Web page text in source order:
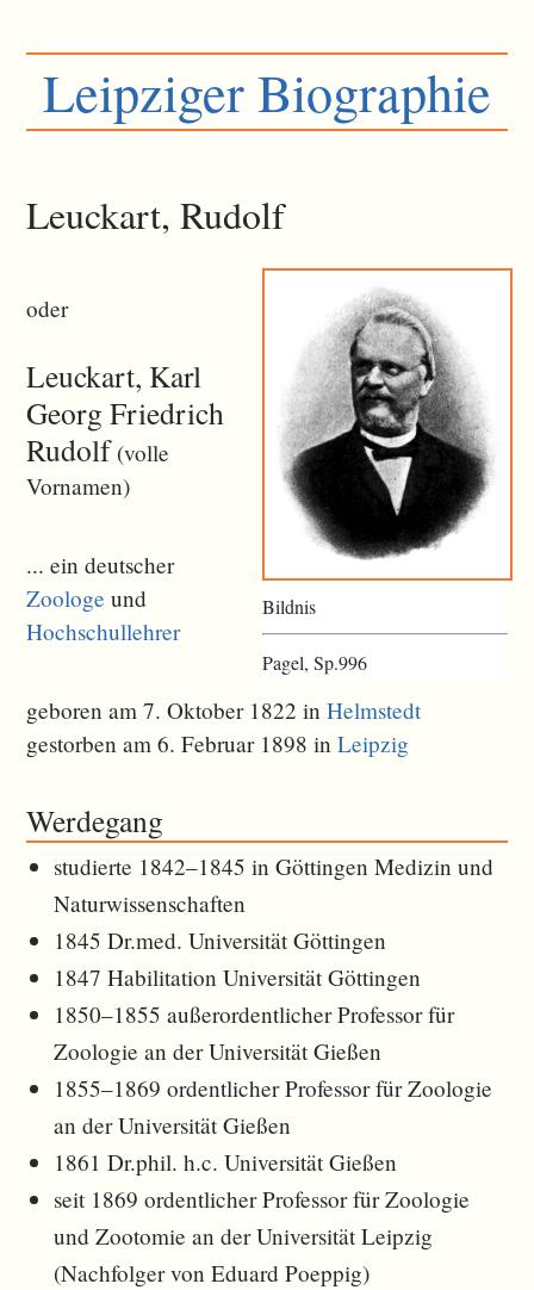
Leipziger Biographie
Leuckart, Rudolf
Bildnis
Pagel, Sp.996
oder
Leuckart, Karl
Georg Friedrich
Rudolf(volle
Vornamen)
... ein deutscher
Zoologe und
Hochschullehrer
geboren am 7. Oktober 1822 inHelmstedt
gestorben am 6. Februar 1898 inLeipzig
Werdegang
studierte 1842–1845 in Göttingen Medizin und
Naturwissenschaften
1845 Dr.med. Universität Göttingen
1847 Habilitation Universität Göttingen
1850–1855 außerordentlicher Professor für
Zoologie an der Universität Gießen
1855–1869 ordentlicher Professor für Zoologie
an der Universität Gießen
1861 Dr.phil. h.c. Universität Gießen
seit 1869 ordentlicher Professor für Zoologie
und Zootomie an der Universität Leipzig
(Nachfolger von Eduard Poeppig)